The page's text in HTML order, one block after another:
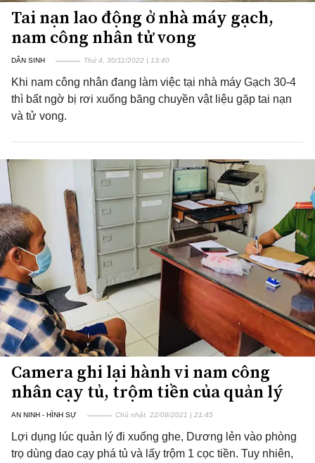
Tai nạn lao động ở nhà máy gạch,
nam công nhân tử vong
DÂN SINH Thứ 4, 30/11/2022 | 13:40
Khi nam công nhân đang làm việc tại nhà máy Gạch 30-4
thì bất ngờ bị rơi xuống băng chuyền vật liệu gặp tai nạn
và tử vong.
Camera ghi lại hành vi nam công
nhân cạy tủ, trộm tiền của quản lý
AN NINH - HÌNH SỰ Chủ nhật, 22/08/2021 | 21:45
Lợi dụng lúc quản lý đi xuống ghe, Dương lẻn vào phòng
trọ dùng dao cạy phá tủ và lấy trộm 1 cọc tiền. Tuy nhiên,